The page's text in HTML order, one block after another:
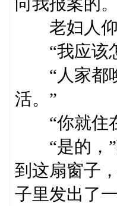
老妇人仰
“我应该
“人家都唤
活。”
“你就住
“是的，”
到这扇窗子
子里发出了